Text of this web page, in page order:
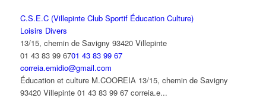
C.S.E.C (Villepinte Club Sportif Éducation Culture)
Loisirs Divers
13/15, chemin de Savigny 93420 Villepinte
01 43 83 99 6701 43 83 99 67
correia.emidio@gmail.com
Éducation et culture M.COOREIA 13/15, chemin de Savigny
93420 Villepinte 01 43 83 99 67 correia.e...